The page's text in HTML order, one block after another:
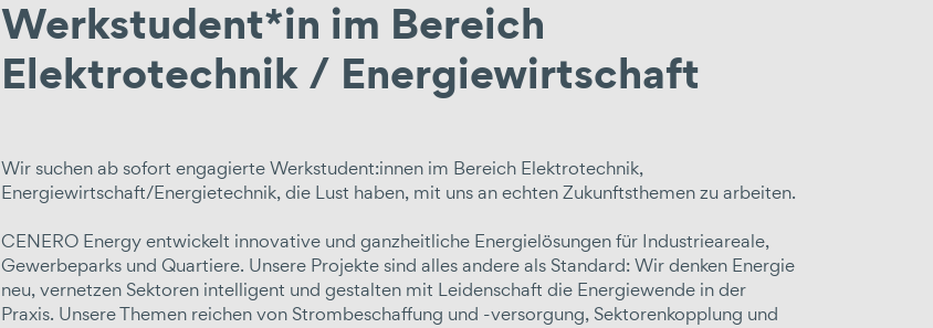
Werkstudent*in im Bereich
Elektrotechnik / Energiewirtschaft
Wir suchen ab sofort engagierte Werkstudent:innen im Bereich Elektrotechnik,
Energiewirtschaft/Energietechnik, die Lust haben, mit uns an echten Zukunftsthemen zu arbeiten.
CENERO Energy entwickelt innovative und ganzheitliche Energielösungen für Industrieareale,
Gewerbeparks und Quartiere. Unsere Projekte sind alles andere als Standard: Wir denken Energie
neu, vernetzen Sektoren intelligent und gestalten mit Leidenschaft die Energiewende in der
Praxis. Unsere Themen reichen von Strombeschaffung und -versorgung, Sektorenkopplung und